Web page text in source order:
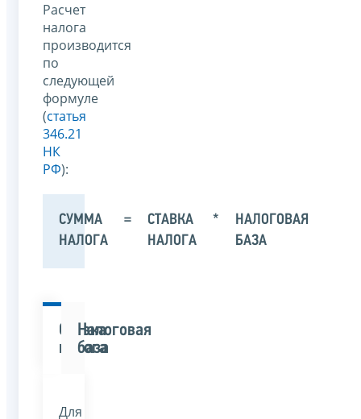
Расчет
налога
производится
по
следующей
формуле
(статья
346.21
НК
РФ):
СУММА
НАЛОГА
=
СТАВКА
НАЛОГА
*
НАЛОГОВАЯ
БАЗА
Ставка
налога
Налоговая
база
Для